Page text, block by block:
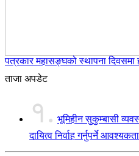
पत्रकार महासङ्घको स्थापना दिवसमा
ताजा अपडेट
१. भूमिहीन सुकुम्बासी
दायित्व निर्वाह गर्नुपर्ने आवश्यकता